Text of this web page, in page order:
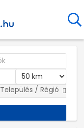
Település / Régió